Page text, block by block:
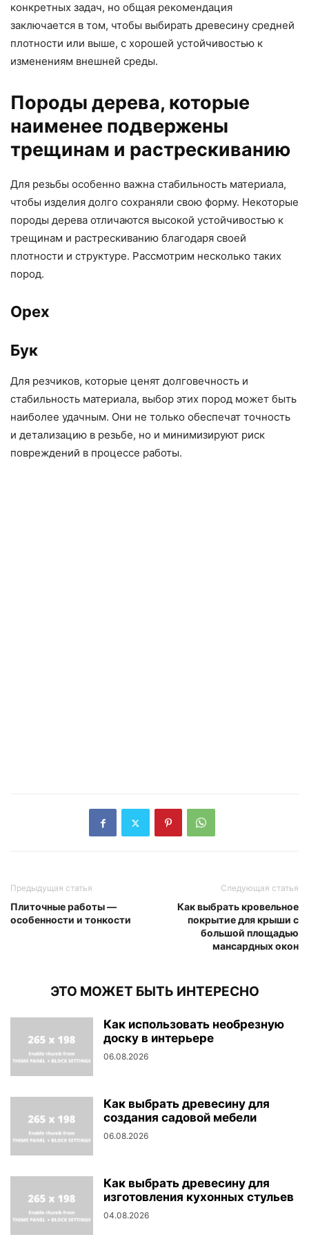
конкретных задач, но общая рекомендация
заключается в том, чтобы выбирать древесину средней
плотности или выше, с хорошей устойчивостью к
изменениям внешней среды.
Породы дерева, которые
наименее подвержены
трещинам и растрескиванию
Для резьбы особенно важна стабильность материала,
чтобы изделия долго сохраняли свою форму. Некоторые
породы дерева отличаются высокой устойчивостью к
трещинам и растрескиванию благодаря своей
плотности и структуре. Рассмотрим несколько таких
пород.
Орех
Бук
Для резчиков, которые ценят долговечность и
стабильность материала, выбор этих пород может быть
наиболее удачным. Они не только обеспечат точность
и детализацию в резьбе, но и минимизируют риск
повреждений в процессе работы.
Предыдущая статья
Плиточные работы —
особенности и тонкости
Следующая статья
Как выбрать кровельное
покрытие для крыши с
большой площадью
мансардных окон
ЭТО МОЖЕТ БЫТЬ ИНТЕРЕСНО
Как использовать необрезную
доску в интерьере
06.08.2026
Как выбрать древесину для
создания садовой мебели
06.08.2026
Как выбрать древесину для
изготовления кухонных стульев
04.08.2026